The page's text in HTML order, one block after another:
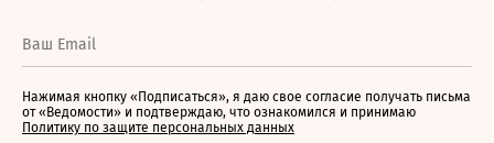
Нажимая кнопку «Подписаться», я даю свое согласие получать письма
от «Ведомости» и подтверждаю, что ознакомился и принимаю
Политику по защите персональных данных